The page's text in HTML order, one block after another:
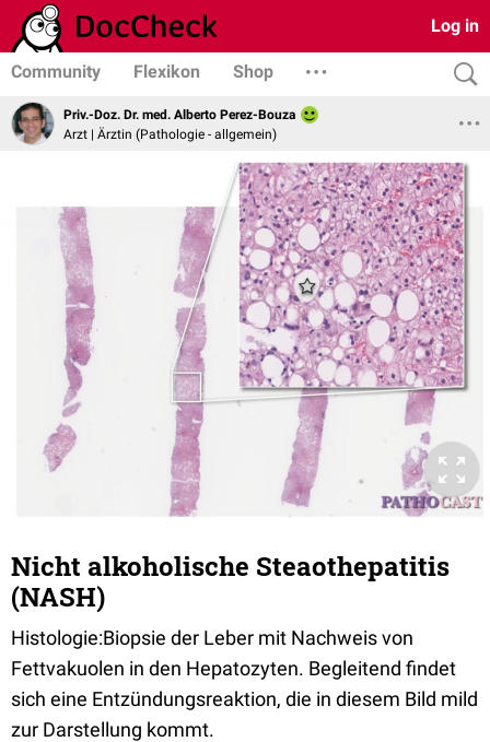
Log in
Community Flexikon Shop
Priv.-Doz. Dr. med. Alberto Perez-Bouza
Arzt | Ärztin (Pathologie - allgemein)
Nicht alkoholische Steaothepatitis
(NASH)
Histologie:Biopsie der Leber mit Nachweis von
Fettvakuolen in den Hepatozyten. Begleitend findet
sich eine Entzündungsreaktion, die in diesem Bild mild
zur Darstellung kommt.